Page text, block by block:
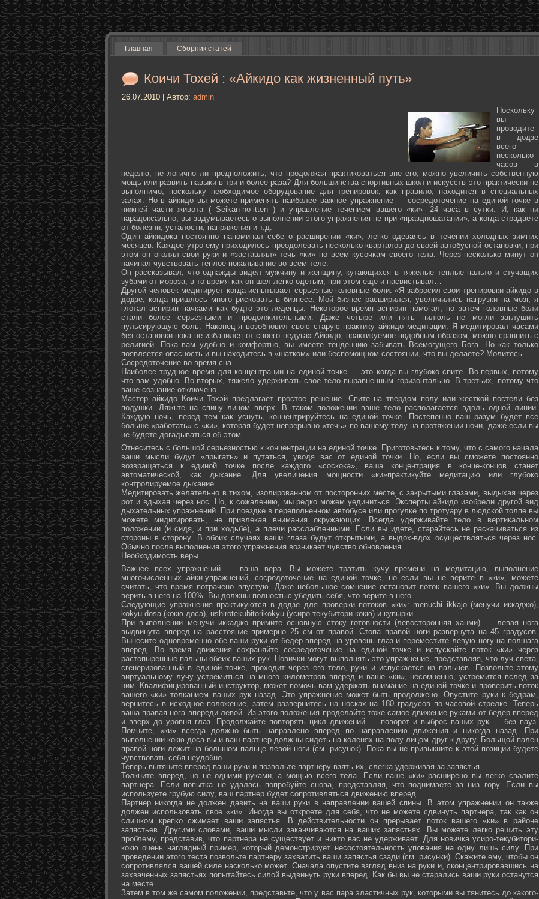
Главная Сборник статей
Коичи Тохей : «Айкидо как жизненный путь»
26.07.2010 | Автор: admin
Поскольку
вы
проводите
в додзе
всего
несколько
часов в
неделю, не логично ли предположить, что продолжая практиковаться вне его, можно увеличить собственную
мощь или развить навыки в три и более раза? Для большинства спортивных школ и искусств это практически не
выполнимо, поскольку необходимое оборудование для тренировок, как правило, находится в специальных
залах. Но в айкидо вы можете применять наиболее важное упражнение — сосредоточение на единой точке в
нижней части живота ( Seikan-­no-­itten ) и управление течением вашего «ки»- 24 часа в сутки. И, как ни
парадоксально, вы задумываетесь о выполнении этого упражнения не при «праздношатании», а когда страдаете
от болезни, усталости, напряжения и т.д.
Один айкидока постоянно напоминал себе о расширении «ки», легко одеваясь в течении холодных зимних
месяцев. Каждое утро ему приходилось преодолевать несколько кварталов до своей автобусной остановки, при
этом он оголял свои руки и «заставлял» течь «ки» по всем кусочкам своего тела. Через несколько минут он
начинал чувствовать теплое покалывание во всем теле.
Он рассказывал, что однажды видел мужчину и женщину, кутающихся в тяжелые теплые пальто и стучащих
зубами от мороза, в то время как он шел легко одетым, при этом еще и насвистывал…
Другой человек медитирует когда испытывает серьезные головные боли. «Я забросил свои тренировки айкидо в
додзе, когда пришлось много рисковать в бизнесе. Мой бизнес расширился, увеличились нагрузки на мозг, я
глотал аспирин пачками как будто это леденцы. Некоторое время аспирин помогал, но затем головные боли
стали более серьезными и продолжительными. Даже четыре или пять пилюль не могли заглушить
пульсирующую боль. Наконец я возобновил свою старую практику айкидо медитации. Я медитировал часами
без остановки пока не избавился от своего недуга» Айкидо, практикуемое подобным образом, можно сравнить с
религией. Пока вам удобно и комфортно, вы имеете тенденцию забывать Всемогущего Бога. Но как только
появляется опасность и вы находитесь в «шатком» или беспомощном состоянии, что вы делаете? Молитесь.
Сосредоточение во время сна
Наиболее трудное время для концентрации на единой точке — это когда вы глубоко спите. Во-первых, потому
что вам удобно. Во-вторых, тяжело удерживать свое тело выравненным горизонтально. В третьих, потому что
ваше сознание отключено.
Мастер айкидо Коичи Тохэй предлагает простое решение. Спите на твердом полу или жесткой постели без
подушки. Ляжьте на спину лицом вверх. В таком положении ваше тело располагается вдоль одной линии.
Каждую ночь, перед тем как уснуть, концентрируйтесь на единой точке. Постепенно ваш разум будет все
больше «работать» с «ки», которая будет непрерывно «течь» по вашему телу на протяжении ночи, даже если вы
не будете догадываться об этом.
Отнеситесь с большой серьезностью к концентрации на единой точке. Приготовьтесь к тому, что с самого начала
ваши мысли будут «прыгать» и путаться, уводя вас от единой точки. Но, если вы сможете постоянно
возвращаться к единой точке после каждого «соскока», ваша концентрация в конце-концов станет
автоматической, как дыхание. Для увеличения мощности «ки»практикуйте медитацию или глубоко
контролируемое дыхание.
Медитировать желательно в тихом, изолированном от посторонних месте, с закрытыми глазами, выдыхая через
рот и вдыхая через нос. Но, к сожалению, мы редко можем уединиться. Эксперты айкидо изобрели другой вид
дыхательных упражнений. При поездке в переполненном автобусе или прогулке по тротуару в людской толпе вы
можете мидитировать, не привлекая внимания окружающих. Всегда удерживайте тело в вертикальном
положении (и сидя, и при ходьбе), а плечи расслабленными. Если вы идете, старайтесь не раскачиваться из
стороны в сторону. В обоих случаях ваши глаза будут открытыми, а выдох-вдох осуществляться через нос.
Обычно после выполнения этого упражнения возникает чувство обновления.
Необходимость веры
Важнее всех упражнений — ваша вера. Вы можете тратить кучу времени на медитацию, выполнение
многочисленных айки-упражнений, сосредоточение на единой точке, но если вы не верите в «ки», можете
считать, что время потрачено впустую. Даже небольшое сомнение остановит поток вашего «ки». Вы должны
верить в него на 100%. Вы должны полностью убедить себя, что верите в него.
Следующие упражнения практикуются в додзе для проверки потоков «ки»: menuchi ikkajo (менучи иккаджо),
kokyu-dosa (кокю-доса), ushiro­tekubitori­kokyu (усиро-текубитори-кокю) и кувырки.
При выполнении менучи иккаджо примите основную стоку готовности (левосторонняя ханми) — левая нога
выдвинута вперед на расстояние примерно 25 см от правой. Стопа правой ноги развернута на 45 градусов.
Вынесите одновременно обе ваши руки от бедер вперед на уровень глаз и переместите левую ногу на полшага
вперед. Во время движения сохраняйте сосредоточение на единой точке и испускайте поток «ки» через
растопыренные пальцы обеих ваших рук. Новички могут выполнять это упражнение, представляя, что луч света,
сгенерированный в единой точке, проходит через его тело, руки и испускается из пальцев. Позвольте этому
виртуальному лучу устремиться на много километров вперед и ваше «ки», несомненно, устремится вслед за
ним. Квалифицированный инструктор, может помочь вам удержать внимание на единой точке и проверить поток
вашего «ки» толканием ваших рук назад. Это упражнение может быть продолжено. Опустите руки к бедрам,
вернитесь в исходное положение, затем развернитесь на носках на 180 градусов по часовой стрелке. Теперь
ваша правая нога впереди левой. Из этого положения проделайте тоже самое движение руками от бедер вперед
и вверх до уровня глаз. Продолжайте повторять цикл движений — поворот и выброс ваших рук — без пауз.
Помните, «ки» всегда должно быть направлено вперед по направлению движения и никогда назад. При
выполнении кокю-доса вы и ваш партнер должны сидеть на коленях на полу лицом друг к другу. Больщой палец
правой ноги лежит на большом пальце левой ноги (см. рисунок). Пока вы не привыкните к этой позиции будете
чувствовать себя неудобно.
Теперь вытяните вперед ваши руки и позвольте партнеру взять их, слегка удерживая за запястья.
Толкните вперед, но не одними руками, а мощью всего тела. Если ваше «ки» расширено вы легко свалите
партнера. Если попытка не удалась попробуйте снова, представляя, что поднимаете за низ гору. Если вы
используете грубую силу, ваш партнер будет сопротивляться движению вперед.
Партнер никогда не должен давить на ваши руки в направлении вашей спины. В этом упражнении он также
должен использовать свое «ки». Иногда вы откроете для себя, что не можете сдвинуть партнера, так как он
слишком крепко сжимает ваши запястья. В действительности он прерывает поток вашего «ки» в районе
запястьев. Другими словами, ваши мысли заканчиваются на ваших запястьях. Вы можете легко решить эту
проблему, представив, что партнера не существует и никто вас не удерживает. Для новичка усиро-текубитори-
кокю очень наглядный пример, который демонстрирует несостоятельность упования на одну лишь силу. При
проведении этого теста позвольте партнеру захватить ваши запястья сзади (см. рисунки). Скажите ему, чтобы он
сопротивлялся вашей силе насколько может. Сначала опустите взгляд вниз на руки и, сконцентрировавшись на
захваченных запястьях попытайтесь силой выдвинуть руки вперед. Как бы вы не старались ваши руки останутся
на месте.
Затем в том же самом положении, представьте, что у вас пара эластичных рук, которыми вы тянитесь до какого-